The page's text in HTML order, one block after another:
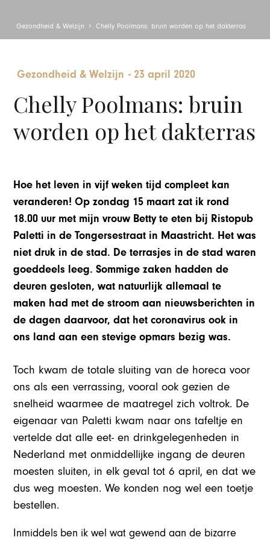
Gezondheid & Welzijn Chelly Poolmans: bruin worden op het dakterras
Gezondheid & Welzijn -23 april 2020
Chelly Poolmans: bruin
worden op het dakterras
Hoe het leven in vijf weken tijd compleet kan
veranderen! Op zondag 15 maart zat ik rond
18.00 uur met mijn vrouw Betty te eten bij Ristopub
Paletti in de Tongersestraat in Maastricht. Het was
niet druk in de stad. De terrasjes in de stad waren
goeddeels leeg. Sommige zaken hadden de
deuren gesloten, wat natuurlijk allemaal te
maken had met de stroom aan nieuwsberichten in
de dagen daarvoor, dat het coronavirus ook in
ons land aan een stevige opmars bezig was.
Toch kwam de totale sluiting van de horeca voor
ons als een verrassing, vooral ook gezien de
snelheid waarmee de maatregel zich voltrok. De
eigenaar van Paletti kwam naar ons tafeltje en
vertelde dat alle eet- en drinkgelegenheden in
Nederland met onmiddellijke ingang de deuren
moesten sluiten, in elk geval tot 6 april, en dat we
dus weg moesten. We konden nog wel een toetje
bestellen.
Inmiddels ben ik wel wat gewend aan de bizarre